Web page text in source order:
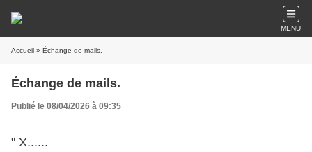
MENU
Accueil » Échange de mails.
Échange de mails.
Publié le 08/04/2026 à 09:35
" X......